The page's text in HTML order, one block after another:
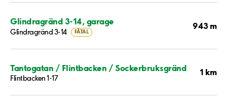
Glindragränd 3-14, garage
Glindragränd 3-14 FÅTAL
943 m
Tantogatan / Flintbacken / Sockerbruksgränd
Flintbacken 1-17
1 km